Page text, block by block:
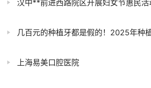
汉中**前进西路院区开展妇女节惠民活
几百元的种植牙都是假的！2025年种
上海易美口腔医院